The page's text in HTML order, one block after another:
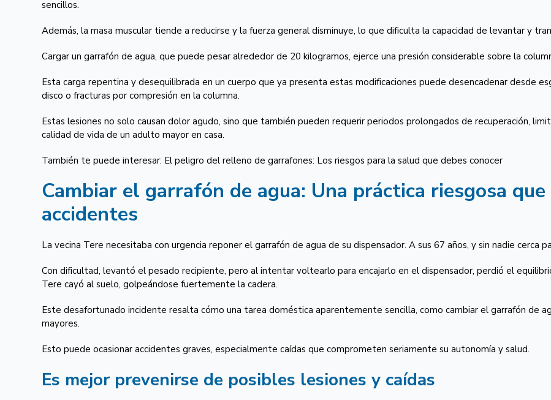
sencillos.
Además, la masa muscular tiende a reducirse y la fuerza general disminuye, lo que dificulta la capacidad de levantar y
Cargar un garrafón de agua, que puede pesar alrededor de 20 kilogramos, ejerce una presión considerable sobre la
Esta carga repentina y desequilibrada en un cuerpo que ya presenta estas modificaciones puede desencadenar desde
disco o fracturas por compresión en la columna.
Estas lesiones no solo causan dolor agudo, sino que también pueden requerir periodos prolongados de recuperación,
calidad de vida de un adulto mayor en casa.
También te puede interesar: El peligro del relleno de garrafones: Los riesgos para la salud que debes conocer
Cambiar el garrafón de agua: Una práctica riesgosa
accidentes
La vecina Tere necesitaba con urgencia reponer el garrafón de agua de su dispensador. A sus 67 años, y sin nadie cerca
Con dificultad, levantó el pesado recipiente, pero al intentar voltearlo para encajarlo en el dispensador, perdió el
Tere cayó al suelo, golpeándose fuertemente la cadera.
Este desafortunado incidente resalta cómo una tarea doméstica aparentemente sencilla, como cambiar el garrafón de
mayores.
Esto puede ocasionar accidentes graves, especialmente caídas que comprometen seriamente su autonomía y salud.
Es mejor prevenirse de posibles lesiones y caídas